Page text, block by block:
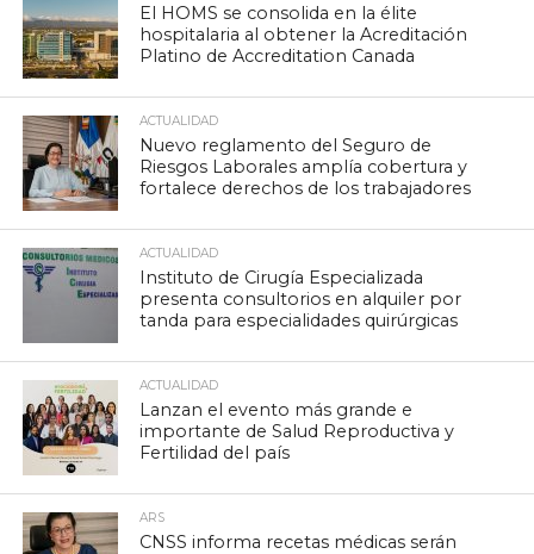
El HOMS se consolida en la élite
hospitalaria al obtener la Acreditación
Platino de Accreditation Canada
ACTUALIDAD
Nuevo reglamento del Seguro de
Riesgos Laborales amplía cobertura y
fortalece derechos de los trabajadores
ACTUALIDAD
Instituto de Cirugía Especializada
presenta consultorios en alquiler por
tanda para especialidades quirúrgicas
ACTUALIDAD
Lanzan el evento más grande e
importante de Salud Reproductiva y
Fertilidad del país
ARS
CNSS informa recetas médicas serán